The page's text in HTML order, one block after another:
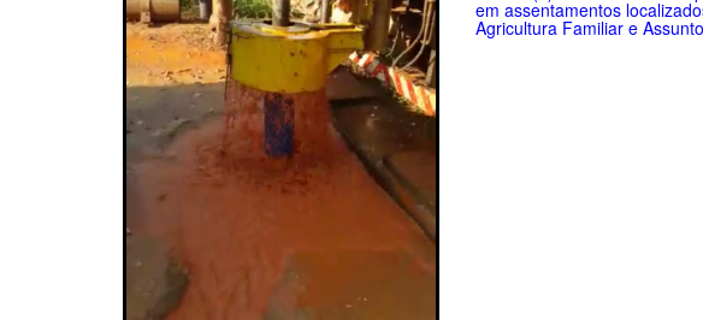
em assentamentos
Agricultura Familiar e